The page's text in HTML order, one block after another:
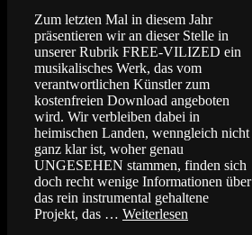
Zum letzten Mal in diesem Jahr
präsentieren wir an dieser Stelle in
unserer Rubrik FREE-VILIZED ein
musikalisches Werk, das vom
verantwortlichen Künstler zum
kostenfreien Download angeboten
wird. Wir verbleiben dabei in
heimischen Landen, wenngleich nicht
ganz klar ist, woher genau
UNGESEHEN stammen, finden sich
doch recht wenige Informationen über
das rein instrumental gehaltene
Projekt, das … Weiterlesen